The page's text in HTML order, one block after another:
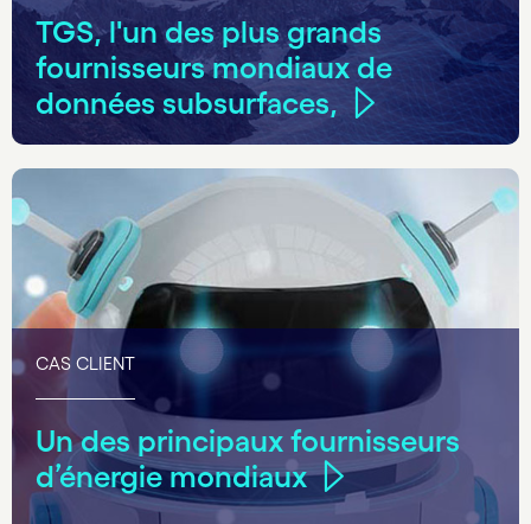
TGS, l'un des plus grands
fournisseurs mondiaux de
données subsurfaces,
CAS CLIENT
Un des principaux fournisseurs
d’énergie mondiaux